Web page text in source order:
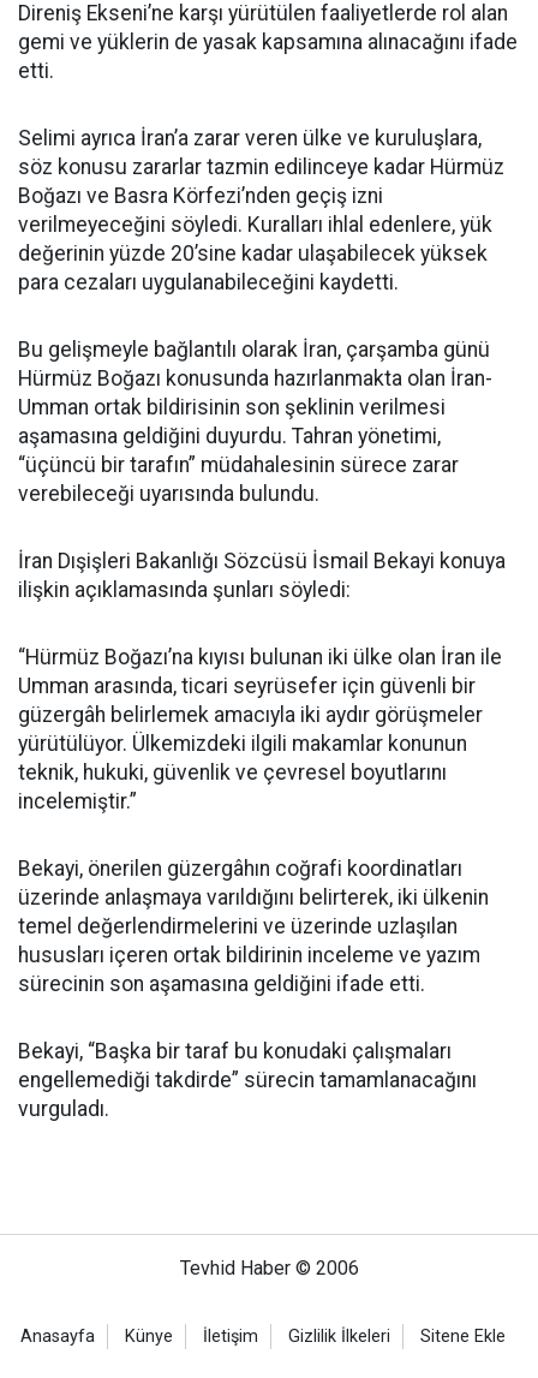
Direniş Ekseni’ne karşı yürütülen faaliyetlerde rol alan
gemi ve yüklerin de yasak kapsamına alınacağını ifade
etti.
Selimi ayrıca İran’a zarar veren ülke ve kuruluşlara,
söz konusu zararlar tazmin edilinceye kadar Hürmüz
Boğazı ve Basra Körfezi’nden geçiş izni
verilmeyeceğini söyledi. Kuralları ihlal edenlere, yük
değerinin yüzde 20’sine kadar ulaşabilecek yüksek
para cezaları uygulanabileceğini kaydetti.
Bu gelişmeyle bağlantılı olarak İran, çarşamba günü
Hürmüz Boğazı konusunda hazırlanmakta olan İran-
Umman ortak bildirisinin son şeklinin verilmesi
aşamasına geldiğini duyurdu. Tahran yönetimi,
“üçüncü bir tarafın” müdahalesinin sürece zarar
verebileceği uyarısında bulundu.
İran Dışişleri Bakanlığı Sözcüsü İsmail Bekayi konuya
ilişkin açıklamasında şunları söyledi:
“Hürmüz Boğazı’na kıyısı bulunan iki ülke olan İran ile
Umman arasında, ticari seyrüsefer için güvenli bir
güzergâh belirlemek amacıyla iki aydır görüşmeler
yürütülüyor. Ülkemizdeki ilgili makamlar konunun
teknik, hukuki, güvenlik ve çevresel boyutlarını
incelemiştir.”
Bekayi, önerilen güzergâhın coğrafi koordinatları
üzerinde anlaşmaya varıldığını belirterek, iki ülkenin
temel değerlendirmelerini ve üzerinde uzlaşılan
hususları içeren ortak bildirinin inceleme ve yazım
sürecinin son aşamasına geldiğini ifade etti.
Bekayi, “Başka bir taraf bu konudaki çalışmaları
engellemediği takdirde” sürecin tamamlanacağını
vurguladı.
Tevhid Haber © 2006
Anasayfa Künye İletişim Gizlilik İlkeleri Sitene Ekle